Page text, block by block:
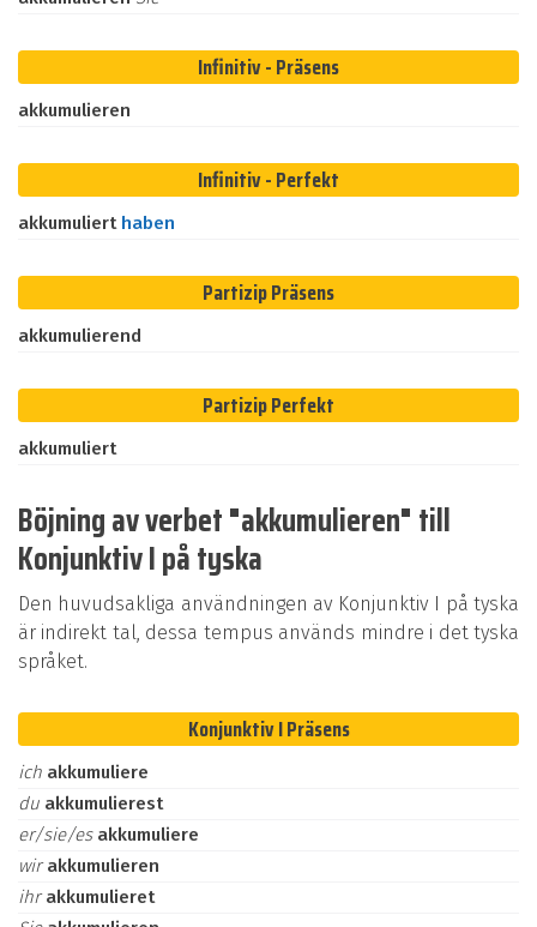
Infinitiv - Präsens
akkumulieren
Infinitiv - Perfekt
akkumuliert haben
Partizip Präsens
akkumulierend
Partizip Perfekt
akkumuliert
Böjning av verbet "akkumulieren" till
Konjunktiv I på tyska
Den huvudsakliga användningen av Konjunktiv I på tyska
är indirekt tal, dessa tempus används mindre i det tyska
språket.
Konjunktiv I Präsens
ich akkumuliere
du akkumulierest
er/sie/es akkumuliere
wirakkumulieren
ihrakkumulieret